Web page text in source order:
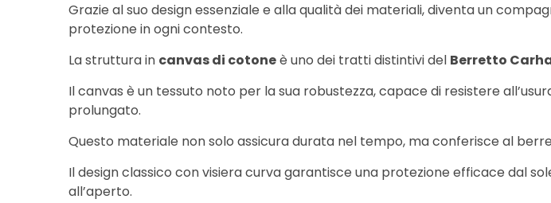
Grazie al suo design essenziale e alla qualità dei materiali, diventa un
protezione in ogni contesto.
La struttura in canvas di cotoneè uno dei tratti distintivi del Berretto
Il canvas è un tessuto noto per la sua robustezza, capace di resistere
prolungato.
Questo materiale non solo assicura durata nel tempo, ma conferisce al
Il design classico con visiera curva garantisce una protezione efficace dal
all’aperto.